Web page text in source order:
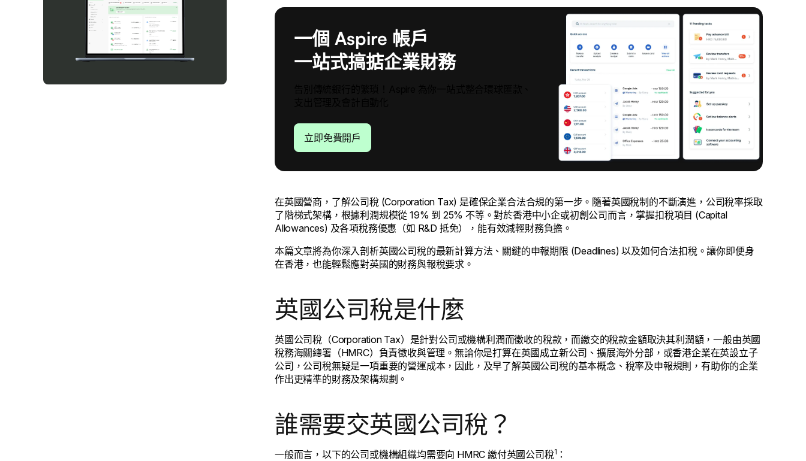
一個 Aspire 帳戶
一站式搞掂企業財務
立即免費開戶
在英國營商，了解公司稅 (Corporation Tax) 是確保企業合法合規的第一步。隨著英國稅制的不斷演進，公司稅率採取
了階梯式架構，根據利潤規模從 19% 到 25% 不等。對於香港中小企或初創公司而言，掌握扣稅項目 (Capital
Allowances) 及各項稅務優惠（如 R&D 抵免），能有效減輕財務負擔。
本篇文章將為你深入剖析英國公司稅的最新計算方法、關鍵的申報期限 (Deadlines) 以及如何合法扣稅。讓你即便身
在香港，也能輕鬆應對英國的財務與報稅要求。
英國公司稅是什麼
英國公司稅（Corporation Tax）是針對公司或機構利潤而徵收的稅款，而繳交的稅款金額取決其利潤額，一般由英國
稅務海關總署（HMRC）負責徵收與管理。無論你是打算在英國成立新公司、擴展海外分部，或香港企業在英設立子
公司，公司稅無疑是一項重要的營運成本，因此，及早了解英國公司稅的基本概念、稅率及申報規則，有助你的企業
作出更精準的財務及架構規劃。
誰需要交英國公司稅？
一般而言，以下的公司或機構組織均需要向 HMRC 繳付英國公司稅1 ：